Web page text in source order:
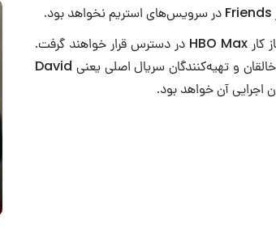
و تمام ۲۳۶ اپیزود قبلی، هنگام آغاز کار HBO Max در دسترس قرار خواهند گرفت.
کارگردانی این اپیزود به عهده‌ی Ben Winston است که در کنار خالقان و تهیه‌کنندگان سریال اصلی یعنی David